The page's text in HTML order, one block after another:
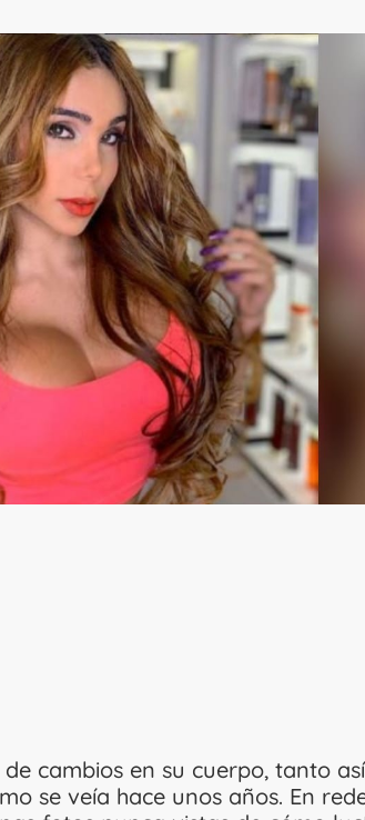
cambios en su cuerpo, tanto
se veía hace unos años. En